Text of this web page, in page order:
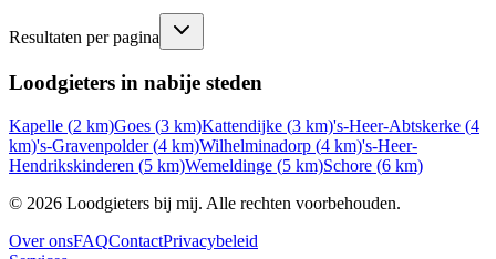
Resultaten per pagina
Loodgieters in nabije steden
Kapelle (2 km)Goes (3 km)Kattendijke (3 km)'s-Heer-Abtskerke (4
km)'s-Gravenpolder(4 km)Wilhelminadorp (4 km)'s-Heer-
Hendrikskinderen (5 km)Wemeldinge (5 km)Schore (6 km)
© 2026 Loodgieters bij mij. Alle rechten voorbehouden.
Over onsFAQContactPrivacybeleid